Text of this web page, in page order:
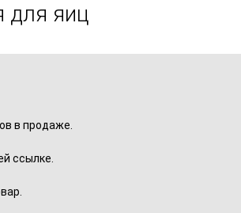
для яиц
в продаже.
ссылке.